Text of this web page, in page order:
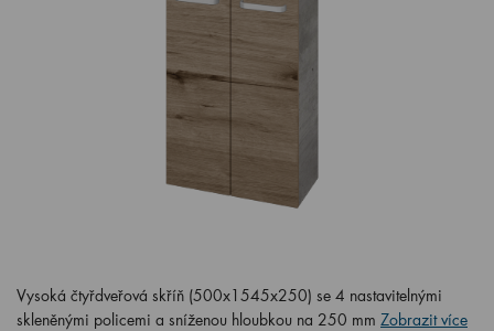
Vysoká čtyřdveřová skříň (500x1545x250) se 4 nastavitelnými
skleněnými policemi a sníženou hloubkou na 250 mm Zobrazit více